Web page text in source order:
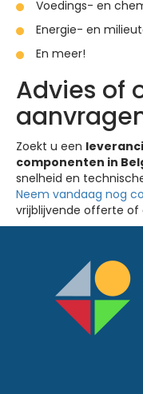
Voedings- en
Energie- en
En meer!
Advies of
Zoekt u een
componenten in
snelheid en
Neem vandaag nog
vrijblijvende offerte of